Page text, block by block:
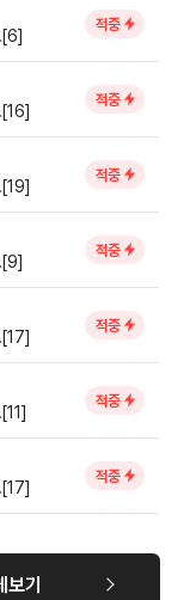
[6]
적중
[16]
적중
[19]
적중
[9]
적중
[17]
적중
적중
[17]
적중
기